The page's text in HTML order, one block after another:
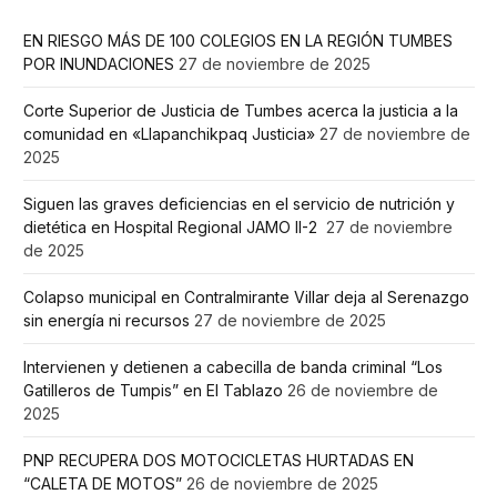
EN RIESGO MÁS DE 100 COLEGIOS EN LA REGIÓN TUMBES
POR INUNDACIONES 27 de noviembre de 2025
Corte Superior de Justicia de Tumbes acerca la justicia a la
comunidad en «Llapanchikpaq Justicia» 27 de noviembre de
2025
Siguen las graves deficiencias en el servicio de nutrición y
dietética en Hospital Regional JAMO II-2 27 de noviembre
de 2025
Colapso municipal en Contralmirante Villar deja al Serenazgo
sin energía ni recursos 27 de noviembre de 2025
Intervienen y detienen a cabecilla de banda criminal “Los
Gatilleros de Tumpis” en El Tablazo 26 de noviembre de
2025
PNP RECUPERA DOS MOTOCICLETAS HURTADAS EN
“CALETA DE MOTOS” 26 de noviembre de 2025